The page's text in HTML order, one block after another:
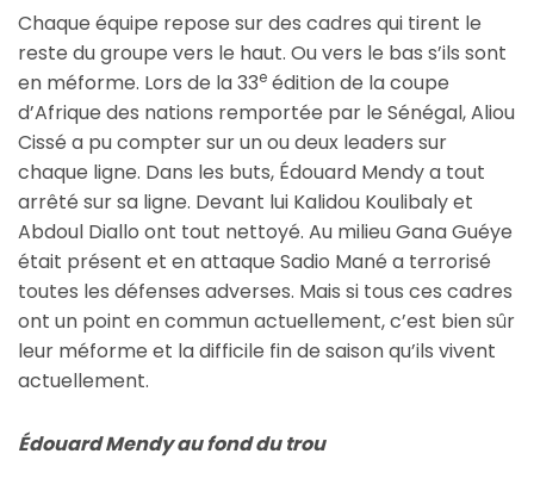
Chaque équipe repose sur des cadres qui tirent le
reste du groupe vers le haut. Ou vers le bas s’ils sont
en méforme. Lors de la 33e édition de la coupe
d’Afrique des nations remportée par le Sénégal, Aliou
Cissé a pu compter sur un ou deux leaders sur
chaque ligne. Dans les buts, Édouard Mendy a tout
arrêté sur sa ligne. Devant lui Kalidou Koulibaly et
Abdoul Diallo ont tout nettoyé. Au milieu Gana Guéye
était présent et en attaque Sadio Mané a terrorisé
toutes les défenses adverses. Mais si tous ces cadres
ont un point en commun actuellement, c’est bien sûr
leur méforme et la difficile fin de saison qu’ils vivent
actuellement.
Édouard Mendy au fond du trou